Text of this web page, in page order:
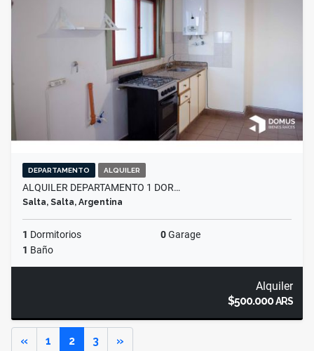
DEPARTAMENTO ALQUILER
ALQUILER DEPARTAMENTO 1 DOR…
Salta, Salta, Argentina
1 Dormitorios 0Garage
1 Baño
Alquiler
$500.000ARS
« Anterior
1 2 3 »